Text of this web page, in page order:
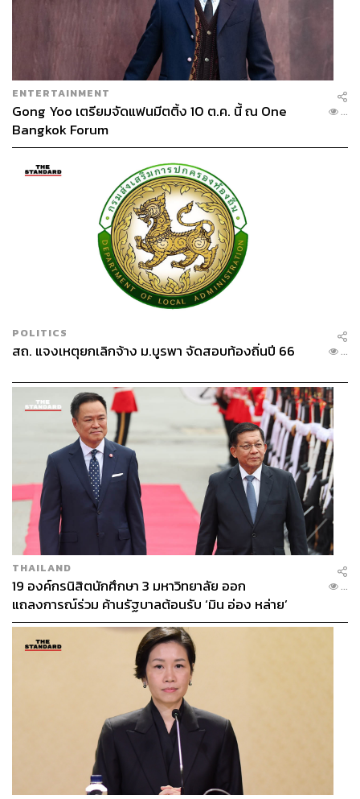
ENTERTAINMENT
Gong Yoo เตรียมจัดแฟนมีตติ้ง 10 ต.ค. นี้ ณ One
Bangkok Forum
...
POLITICS
สถ. แจงเหตุยกเลิกจ้าง ม.บูรพา จัดสอบท้องถิ่นปี 66 ...
THAILAND
19 องค์กรนิสิตนักศึกษา 3 มหาวิทยาลัย ออก
แถลงการณ์ร่วม ค้านรัฐบาลต้อนรับ ‘มิน อ่อง หล่าย’
...